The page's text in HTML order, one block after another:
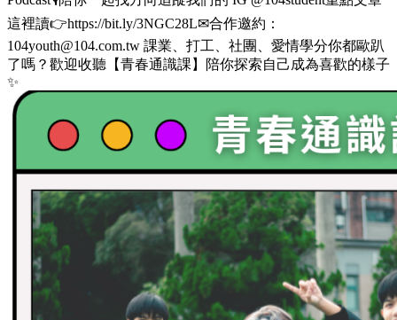
這裡讀👉https://bit.ly/3NGC28L✉合作邀約：
104youth@104.com.tw 課業、打工、社團、愛情學分你都歐趴
了嗎？歡迎收聽【青春通識課】陪你探索自己成為喜歡的樣子
✨